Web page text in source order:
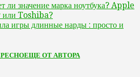
ли значение марка ноутбука? Apple
Toshiba?
игры длинные нарды : просто и
ЕЩЕ ОТ АВТОРА